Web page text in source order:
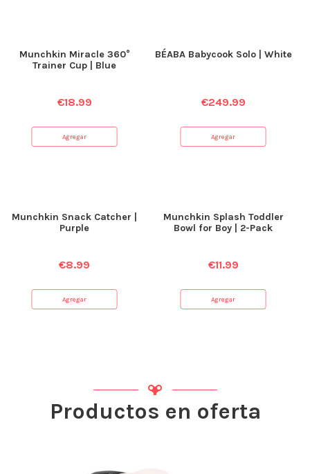
Munchkin Miracle 360°
Trainer Cup | Blue
€18.99
Agregar
BÉABA Babycook Solo | White
€249.99
Agregar
Munchkin Snack Catcher |
Purple
€8.99
Agregar
Munchkin Splash Toddler
Bowl for Boy | 2-Pack
€11.99
Agregar
Productos en oferta